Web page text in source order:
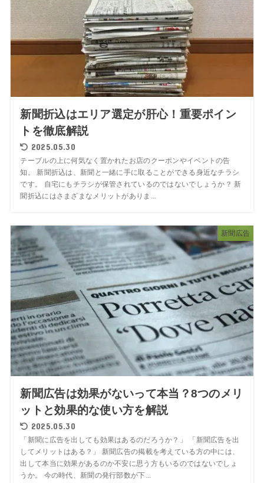
新聞折込はエリア選定が肝心！重要ポイン
トを徹底解説
2025.05.30
テーブルの上に何気なく置かれたお店のクーポンやイベントの告
知。 新聞折込は、新聞と一緒に手に取ることができる身近なチラシ
です。 自宅にもチラシが保管されているのではないでしょうか？ 新
聞折込にはさまざまなメリットがありま...
新聞広告
新聞広告は効果がないって本当？8つのメリ
ットと効果的な使い方を解説
2025.05.30
「新聞に広告を出しても効果はあるのだろうか？」 「新聞広告を出
してメリットはある？」 新聞広告の掲載を考えている方の中には、
出して本当に効果があるのか不安に思う方もいるのではないでしょ
うか。 今の時代、新聞の発行部数が下...